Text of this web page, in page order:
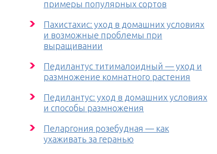
примеры популярных сортов
Пахистахис: уход в домашних условиях
и возможные проблемы при
выращивании
Педилантус титималоидный — уход и
размножение комнатного растения
Педилантус: уход в домашних условиях
и способы размножения
Пеларгония розебудная — как
ухаживать за геранью